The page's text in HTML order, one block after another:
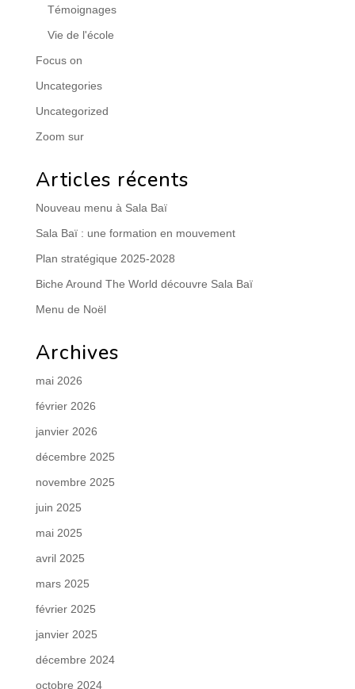
Témoignages
Vie de l'école
Focus on
Uncategories
Uncategorized
Zoom sur
Articles récents
Nouveau menu à Sala Baï
Sala Baï : une formation en mouvement
Plan stratégique 2025-2028
Biche Around The World découvre Sala Baï
Menu de Noël
Archives
mai 2026
février 2026
janvier 2026
décembre 2025
novembre 2025
juin 2025
mai 2025
avril 2025
mars 2025
février 2025
janvier 2025
décembre 2024
octobre 2024